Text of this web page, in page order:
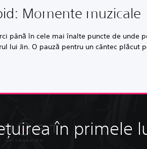
Momente muzicale
până în cele mai înalte puncte de unde
lui Jin. O pauză pentru un cântec plăcut
în primele